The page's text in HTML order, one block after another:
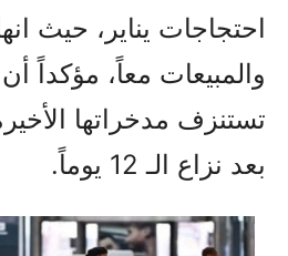
احتجاجات يناير، حيث
والمبيعات معاً، مؤكداً
تستنزف مدخراتها
بعد نزاع الـ 12 يوماً.